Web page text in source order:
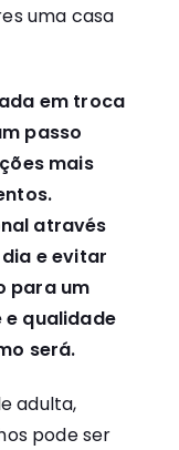
uma casa
em troca
passo
mais
através
e evitar
para um
qualidade
será.
adulta,
pode ser